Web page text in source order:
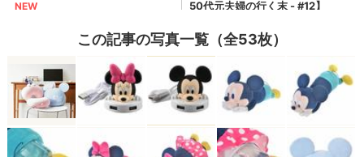
この記事の写真一覧（全53枚）